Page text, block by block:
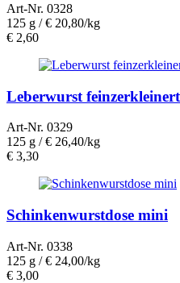
Art-Nr. 0328
125 g /€ 20,80/kg
€ 2,60
Leberwurst
Art-Nr. 0329
125 g /€ 26,40/kg
€ 3,30
Schinkenwurstdose mini
Art-Nr. 0338
125 g /€ 24,00/kg
€ 3,00